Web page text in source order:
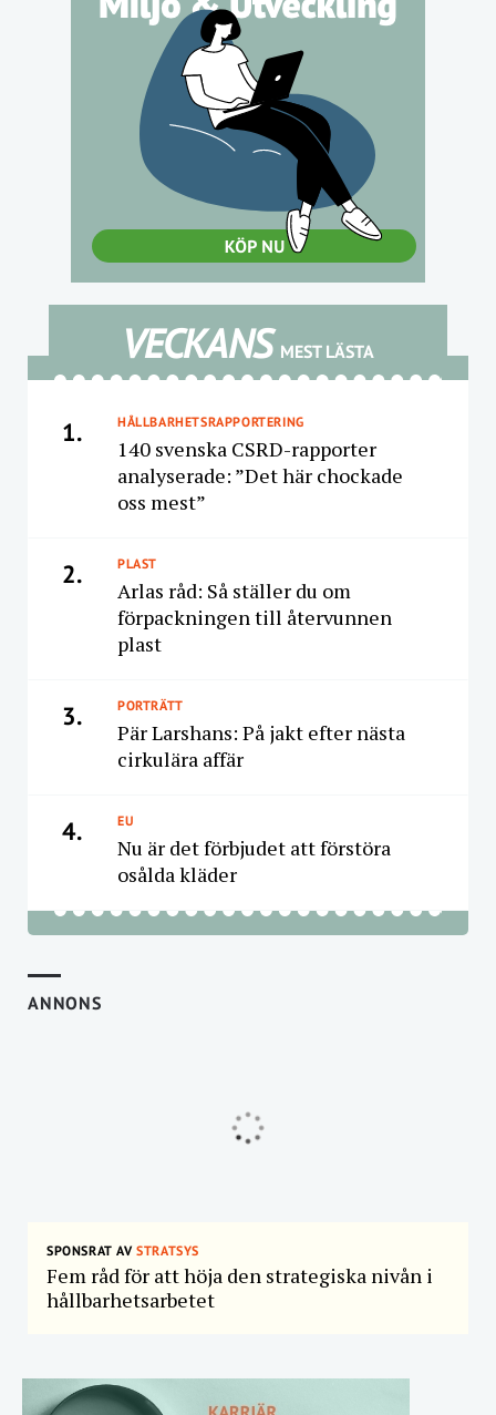
VECKANS MEST LÄSTA
1. HÅLLBARHETSRAPPORTERING
140 svenska CSRD-rapporter
analyserade: ”Det här chockade
oss mest”
2. PLAST
Arlas råd: Så ställer du om
förpackningen till återvunnen
plast
3. PORTRÄTT
Pär Larshans: På jakt efter nästa
cirkulära affär
4. EU
Nu är det förbjudet att förstöra
osålda kläder
ANNONS
SPONSRAT AVSTRATSYS
Fem råd för att höja den strategiska nivån i
hållbarhetsarbetet